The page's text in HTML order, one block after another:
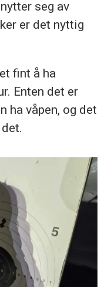
seg av
er det nyttig
fint å ha
Enten det er
ha våpen, og det